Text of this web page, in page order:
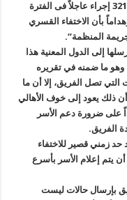
مختلف أنحاء العالم، خاصة في مصر وباكستان (321 إجراء عاجلاً فى الفترة
بأن الاختفاء القسري
المنظمة“.
إلى الدول المعنية هذا
وهو ما ضمنه في تقريره
التي تصل الفريق، إلا أن ما
ذلك يعود إلى خوف الأهالي
على ضرورة دعم الأسر
الفريق.
حد زمني قصير للاختفاء
يتم إعلام الأسر بأسرع
بإرسال حالات ليست